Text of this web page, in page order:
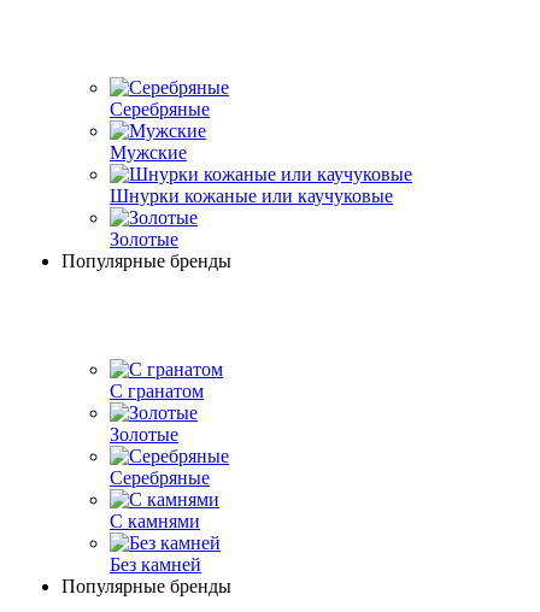
Серебряные
Мужские
Шнурки кожаные или каучуковые
Золотые
Популярные бренды
С гранатом
Золотые
Серебряные
С камнями
Без камней
Популярные бренды